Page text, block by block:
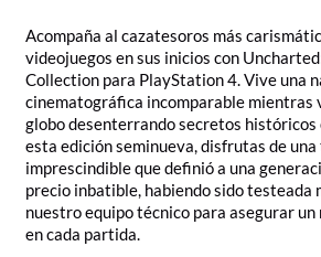
Acompaña al cazatesoros más
videojuegos en sus inicios con
Collection para PlayStation 4. Vive una
cinematográfica incomparable mientras
globo desenterrando secretos
esta edición seminueva, disfrutas de
imprescindible que definió a una
precio inbatible, habiendo sido testeada
nuestro equipo técnico para asegurar
en cada partida.